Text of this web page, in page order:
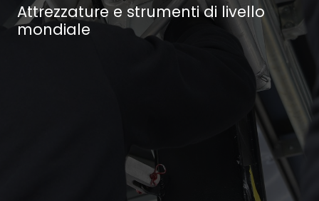
Attrezzature e strumenti di livello
mondiale